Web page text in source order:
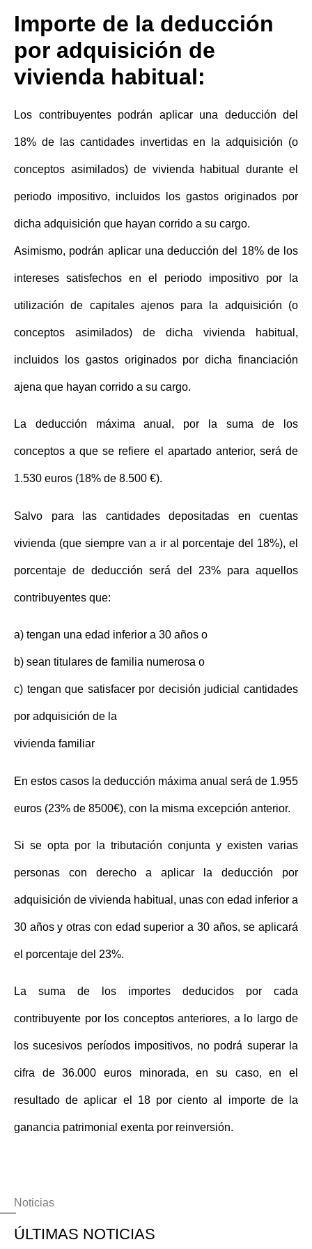
Importe de la deducción
por adquisición de
vivienda habitual:
Los contribuyentes podrán aplicar una deducción del
18% de las cantidades invertidas en la adquisición (o
conceptos asimilados) de vivienda habitual durante el
periodo impositivo, incluidos los gastos originados por
dicha adquisición que hayan corrido a su cargo.
Asimismo, podrán aplicar una deducción del 18% de los
intereses satisfechos en el periodo impositivo por la
utilización de capitales ajenos para la adquisición (o
conceptos asimilados) de dicha vivienda habitual,
incluidos los gastos originados por dicha financiación
ajena que hayan corrido a su cargo.
La deducción máxima anual, por la suma de los
conceptos a que se refiere el apartado anterior, será de
1.530 euros (18% de 8.500 €).
Salvo para las cantidades depositadas en cuentas
vivienda (que siempre van a ir al porcentaje del 18%), el
porcentaje de deducción será del 23% para aquellos
contribuyentes que:
a) tengan una edad inferior a 30 años o
b) sean titulares de familia numerosa o
c) tengan que satisfacer por decisión judicial cantidades
por adquisición de la
vivienda familiar
En estos casos la deducción máxima anual será de 1.955
euros (23% de 8500€), con la misma excepción anterior.
Si se opta por la tributación conjunta y existen varias
personas con derecho a aplicar la deducción por
adquisición de vivienda habitual, unas con edad inferior a
30 años y otras con edad superior a 30 años, se aplicará
el porcentaje del 23%.
La suma de los importes deducidos por cada
contribuyente por los conceptos anteriores, a lo largo de
los sucesivos períodos impositivos, no podrá superar la
cifra de36.000 euros minorada, en su caso, en el
resultado de aplicar el 18 por ciento al importe de la
ganancia patrimonial exenta por reinversión.
Noticias
ÚLTIMAS NOTICIAS